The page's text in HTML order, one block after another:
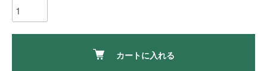
カートに入れる